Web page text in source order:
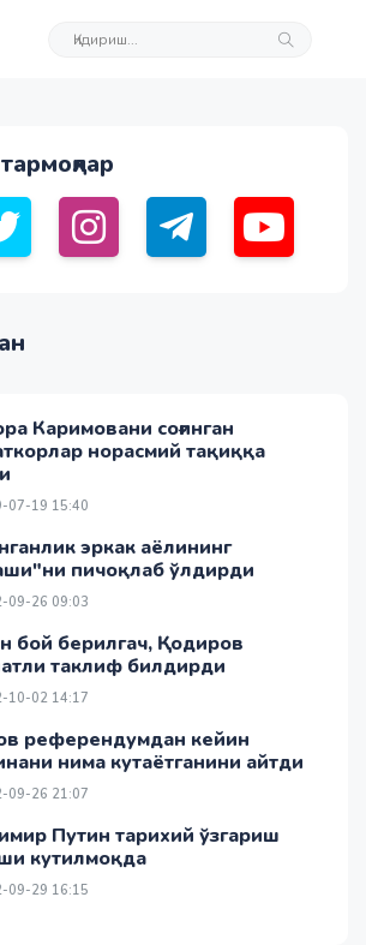
Каримовани соғинган
норасмий тақиққа
07-19 15:40
эркак аёлининг
пичоқлаб ўлдирди
09-26 09:03
бой берилгач, Қодиров
таклиф билдирди
10-02 14:17
референдумдан кейин
нима кутаётганини айтди
09-26 21:07
Путин тарихий ўзгариш
кутилмоқда
09-29 16:15